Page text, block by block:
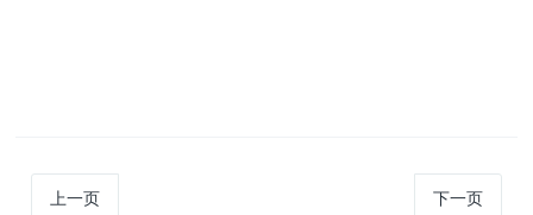
上一页 下一页